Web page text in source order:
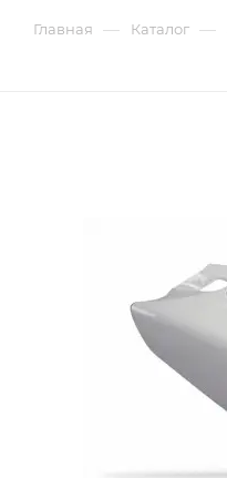
Главная — Каталог —